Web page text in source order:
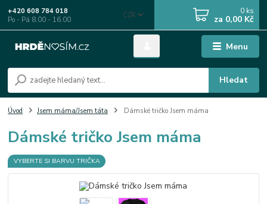
Menu
CZK
Hledat
+420 608 784 018
Po - Pá 8.00 - 16.00
0 ks
za 0,00 Kč
Úvod Jsem máma/Jsem táta Dámské tričko Jsem máma
Dámské tričko Jsem máma
VYBERTE SI BARVU TRIČKA